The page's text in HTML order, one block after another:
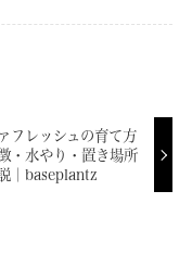
フレッシュの育て方
・水やり・置き場所
｜baseplantz